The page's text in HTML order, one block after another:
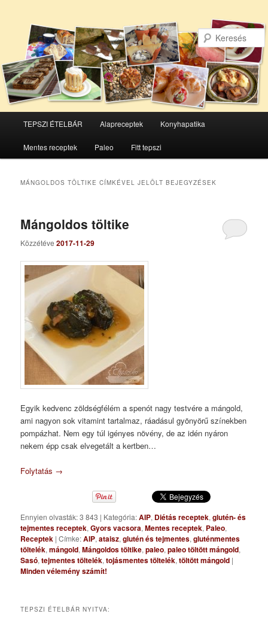
Tovább
az
Tovább
a
TEPSZI ÉTELBÁR Alapreceptek Konyhapatika
Mentes receptek Paleo Fitt tepszi
MÁNGOLDOS TÖLTIKE CÍMKÉVEL JELÖLT BEJEGYZÉSEK
Mángoldos töltike
Közzétéve2017-11-29
Egyik kedvenc zöldségfélém a spenót nagy testvére a mángold,
ami nagyon sok vitamint tartalmaz, ráadásul gyönyörű színekben
pompázhat. Nem egy túl igényes növény, de az idén nyáron
nekem épp csak elvegetált a kertben…
Folytatás →
Ennyien olvasták: 3 843 | Kategória:AIP, Diétás receptek,glutén- és
tejmentes receptek,Gyors vacsora,Mentes receptek, Paleo,
Receptek |Címke:AIP,ataisz,glutén és tejmentes,gluténmentes
töltelék,mángold,Mángoldos töltike,paleo,paleo töltött mángold,
Sasó,tejmentes töltelék,tojásmentes töltelék,töltött mángold |
Minden vélemény számít!
TEPSZI ÉTELBÁR NYITVA: